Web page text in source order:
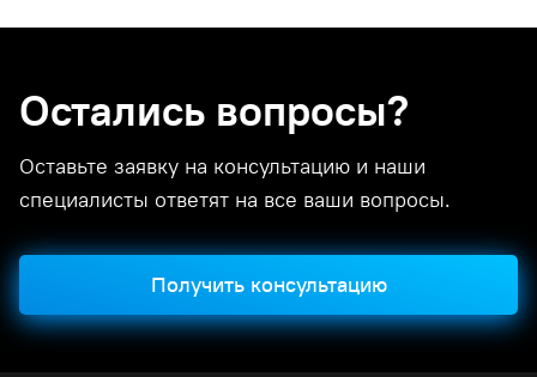
Остались вопросы?
Оставьте заявку на консультацию и наши
специалисты ответят на все ваши вопросы.
Получить консультацию